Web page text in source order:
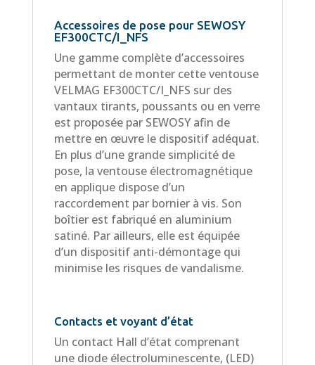
Accessoires de pose pour SEWOSY
EF300CTC/I_NFS
Une gamme complète d’accessoires
permettant de monter cette ventouse
VELMAG EF300CTC/I_NFS sur des
vantaux tirants, poussants ou en verre
est proposée par SEWOSY afin de
mettre en œuvre le dispositif adéquat.
En plus d’une grande simplicité de
pose, la ventouse électromagnétique
en applique dispose d’un
raccordement par bornier à vis. Son
boîtier est fabriqué en aluminium
satiné. Par ailleurs, elle est équipée
d’un dispositif anti-démontage qui
minimise les risques de vandalisme.
Contacts et voyant d’état
Un contact Hall d’état comprenant
une diode électroluminescente, (LED)